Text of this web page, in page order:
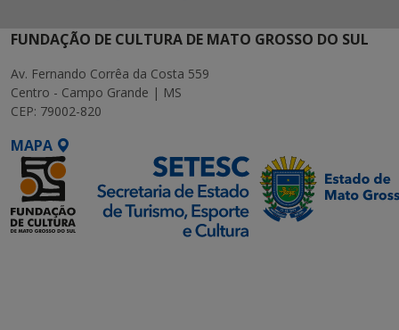
FUNDAÇÃO DE CULTURA DE MATO GROSSO DO SUL
Av. Fernando Corrêa da Costa 559
Centro - Campo Grande | MS
CEP: 79002-820
MAPA